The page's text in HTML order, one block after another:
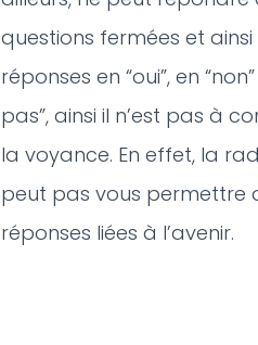
questions fermées et
réponses en “oui”, en
pas”, ainsi il n’est pas à
la voyance. En effet, la
peut pas vous permettre
réponses liées à l’avenir.